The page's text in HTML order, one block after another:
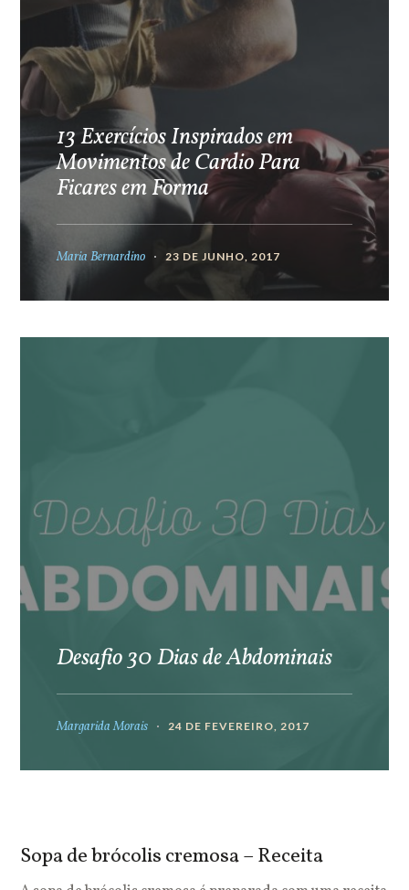
13 Exercícios Inspirados em
Movimentos de Cardio Para
Ficares em Forma
Maria Bernardino 23 DE JUNHO, 2017
Desafio 30 Dias de Abdominais
Margarida Morais 24 DE FEVEREIRO, 2017
Sopa de brócolis cremosa – Receita